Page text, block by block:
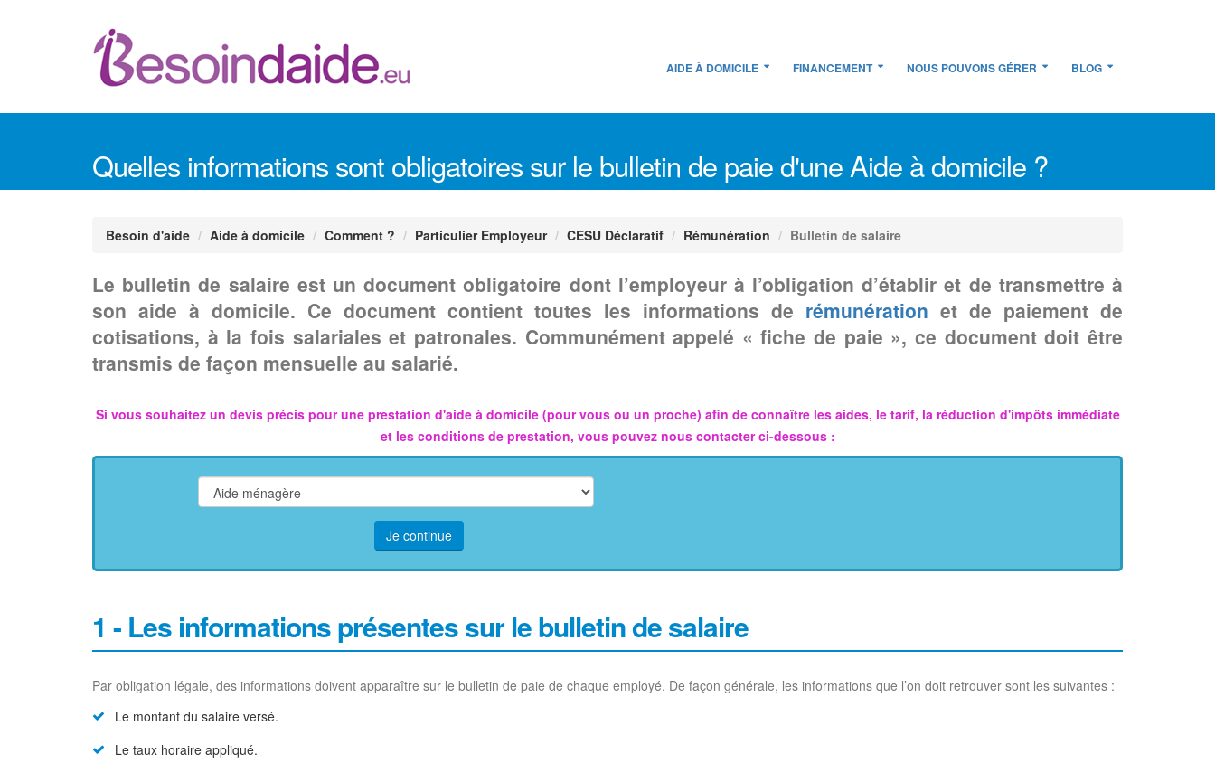
AIDE À DOMICILE FINANCEMENT NOUS POUVONS GÉRER BLOG
Quelles informations sont obligatoires sur le bulletin de paie d'une Aide à domicile ?
Besoin d'aide Aide à domicile Comment ? Particulier Employeur CESU Déclaratif Rémunération Bulletin de salaire
Le bulletin de salaire est un document obligatoire dont l’employeur à l’obligation d’établir et de transmettre à
son aide à domicile. Ce document contient toutes les informations de rémunération et de paiement de
cotisations, à la fois salariales et patronales. Communément appelé « fiche de paie », ce document doit être
transmis de façon mensuelle au salarié.
Si vous souhaitez un devis précis pour une prestation d'aide à domicile (pour vous ou un proche) afin de connaître les aides, le tarif, la réduction d'impôts immédiate
et les conditions de prestation, vous pouvez nous contacter ci-dessous :
Je continue
1 - Les informations présentes sur le bulletin de salaire
Par obligation légale, des informations doivent apparaître sur le bulletin de paie de chaque employé. De façon générale, les informations que l’on doit retrouver sont les suivantes :
Le montant du salaire versé.
Le taux horaire appliqué.